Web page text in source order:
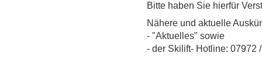
Bitte haben Sie hierfür
Nähere und aktuelle
- "Aktuelles" sowie
- der Skilift- Hotline: 07972